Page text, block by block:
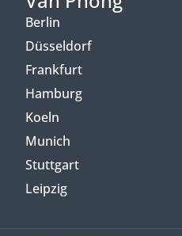
Berlin
Düsseldorf
Frankfurt
Hamburg
Koeln
Munich
Stuttgart
Leipzig